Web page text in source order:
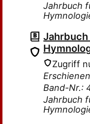
Jahrbuch
Zugriff
Band-Nr.:
Jahrbuch